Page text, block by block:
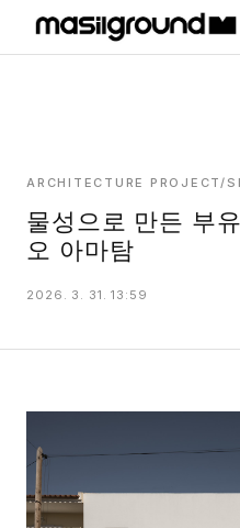
PROJECTS
MASILWIDE
ARCHITECTURE PROJECT/
물성으로 만든 부
오 아마탐
2026. 3. 31. 13:59